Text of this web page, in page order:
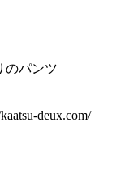
のパンツ
deux.com/